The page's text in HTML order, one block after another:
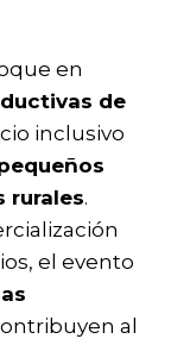
en
de
inclusivo
rurales.
el evento
al